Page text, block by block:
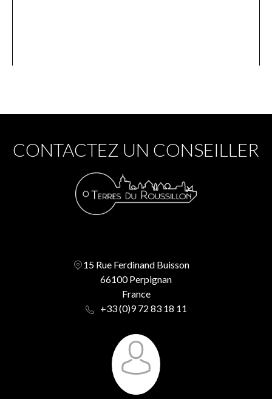
CONTACTEZ UN CONSEILLER
15 Rue Ferdinand Buisson
66100 Perpignan
France
+33 (0)9 72 83 18 11